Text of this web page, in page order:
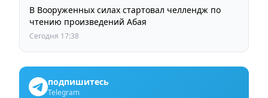
В Вооруженных силах стартовал челлендж по
чтению произведений Абая
Сегодня 17:38
подпишитесь
Telegram